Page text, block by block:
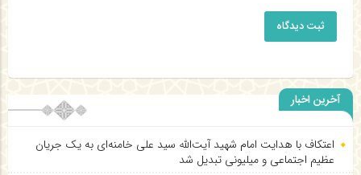
ثبت دیدگاه
آخرین اخبار
اعتکاف با هدایت امام شهید آیت‌الله سید علی خامنه‌ای به یک جریان
عظیم اجتماعی و میلیونی تبدیل شد